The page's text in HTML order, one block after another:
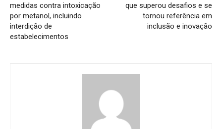
medidas contra intoxicação
por metanol, incluindo
interdição de
estabelecimentos
que superou desafios e se
tornou referência em
inclusão e inovação